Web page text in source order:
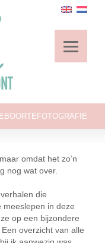
omdat het zo’n
nog wat over.
die
in deze
op een bijzondere
overzicht van alle